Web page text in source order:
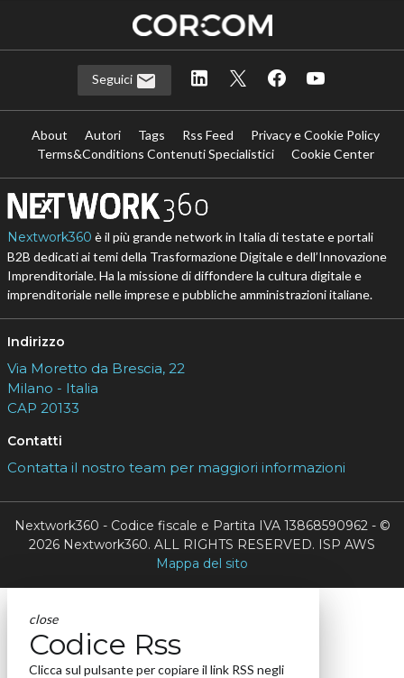
Seguici
About Autori Tags Rss Feed
Privacy e Cookie Policy
Terms&Conditions Contenuti Specialistici
Cookie Center
Nextwork360 è il più grande network in Italia di testate e portali
B2B dedicati ai temi della Trasformazione Digitale e dell’Innovazione
Imprenditoriale. Ha la missione di diffondere la cultura digitale e
imprenditoriale nelle imprese e pubbliche amministrazioni italiane.
Indirizzo
Via Moretto da Brescia, 22
Milano - Italia
CAP 20133
Contatti
Contatta il nostro team per maggiori informazioni
Nextwork360 - Codice fiscale e Partita IVA 13868590962 - ©
2026 Nextwork360. ALL RIGHTS RESERVED. ISP AWS
Mappa del sito
close
Codice Rss
Clicca sul pulsante per copiare il link RSS negli